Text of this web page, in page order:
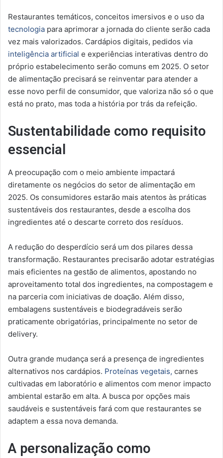
Restaurantes temáticos, conceitos imersivos e o uso da
tecnologia para aprimorar a jornada do cliente serão cada
vez mais valorizados. Cardápios digitais, pedidos via
inteligência artificial e experiências interativas dentro do
próprio estabelecimento serão comuns em 2025. O setor
de alimentação precisará se reinventar para atender a
esse novo perfil de consumidor, que valoriza não só o que
está no prato, mas toda a história por trás da refeição.
Sustentabilidade como requisito
essencial
A preocupação com o meio ambiente impactará
diretamente os negócios do setor de alimentação em
2025. Os consumidores estarão mais atentos às práticas
sustentáveis dos restaurantes, desde a escolha dos
ingredientes até o descarte correto dos resíduos.
A redução do desperdício será um dos pilares dessa
transformação. Restaurantes precisarão adotar estratégias
mais eficientes na gestão de alimentos, apostando no
aproveitamento total dos ingredientes, na compostagem e
na parceria com iniciativas de doação. Além disso,
embalagens sustentáveis e biodegradáveis serão
praticamente obrigatórias, principalmente no setor de
delivery.
Outra grande mudança será a presença de ingredientes
alternativos nos cardápios. Proteínas vegetais, carnes
cultivadas em laboratório e alimentos com menor impacto
ambiental estarão em alta. A busca por opções mais
saudáveis e sustentáveis fará com que restaurantes se
adaptem a essa nova demanda.
A personalização como